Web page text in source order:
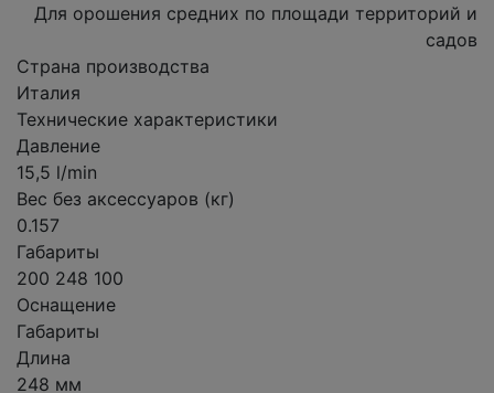
Для орошения средних по площади территорий и
садов
Страна производства
Италия
Технические характеристики
Давление
15,5 l/min
Вес без аксессуаров (кг)
0.157
Габариты
200 248 100
Оснащение
Габариты
Длина
248 мм